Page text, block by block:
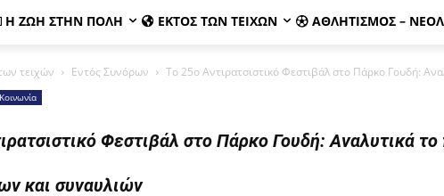
Η ΖΩΉ ΣΤΗΝ ΠΌΛΗ ΕΚΤΌΣ ΤΩΝ ΤΕΙΧΏΝ ΑΘΛΗΤΙΣΜΌΣ –
τειχών Εντός Συνόρων Το 25ο Αντιρατσιστικό Φεστιβάλ στο Πάρκο Γουδή:
Κοινωνία
Φεστιβάλ στο Πάρκο Γουδή: Αναλυτικά
και συναυλιών